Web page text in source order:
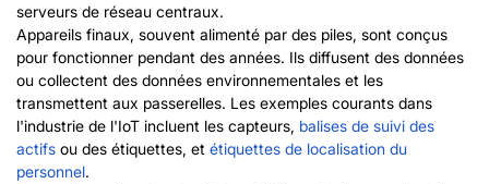
serveurs de réseau centraux.
Appareils finaux, souvent alimenté par des piles, sont conçus
pour fonctionner pendant des années. Ils diffusent des données
ou collectent des données environnementales et les
transmettent aux passerelles. Les exemples courants dans
l'industrie de l'IoT incluent les capteurs, balises de suivi des
actifs ou des étiquettes, et étiquettes de localisation du
personnel.